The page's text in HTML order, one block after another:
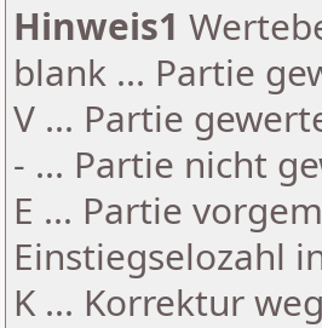
Hinweis1
blank ... Partie
V ... Partie
- ... Partie nicht
E ... Partie
Einstiegselozahl
K ... Korrektur